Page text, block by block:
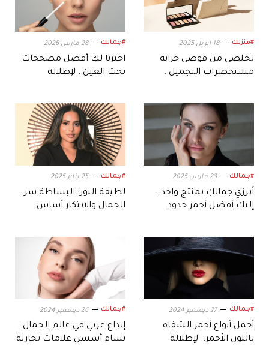
#منزلك 18 ابريل 2025
تخلصي من فوضى خزانة
مستحضرات التجميل..
#جمالك 28 مارس 2025
اخترنا لكِ أفضل مصححات
تحت العين.. لإطلالة
#جمالك 23 مارس 2025
أبرزي جمالكِ بمنتج واحد..
إليك أفضل أحمر خدود
#جمالك 25 يناير 2025
لطيفة النور: البساطة سر
الجمال والابتكار أساس
#جمالك 27 ديسمبر 2024
أجمل أنواع أحمر الشفاه
باللون الأحمر.. لإطلالة
#جمالك 26 ديسمبر 2024
إبداع عربي في عالم الجمال..
نساء أسسن علامات تجارية